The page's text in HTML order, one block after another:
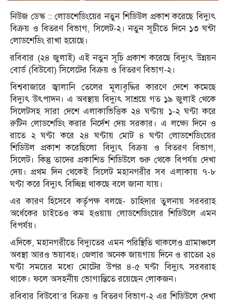
নিউজ ডেস্ক :: লোডশেডিংয়ের নতুন শিডিউল প্রকাশ করেছে বিদ্যুৎ
বিক্রয় ও বিতরণ বিভাগ, সিলেট-২। নতুন সূচীতে দিনে ১৩ ঘন্টা
লোডশেডিং রাখা হয়েছে।
রবিবার (২৪ জুলাই) এই নতুন সূচি প্রকাশ করেছে বিদ্যুৎ উন্নয়ন
বোর্ড (বিউবো) সিলেটের বিক্রয় ও বিতরণ বিভাগ-২।
বিশ্ববাজারে জ্বালানি তেলের মূল্যবৃদ্ধির কারণে দেশে কমেছে
বিদ্যুৎ উৎপাদন। এ অবস্থায় বিদ্যুৎ সাশ্রয়ে গত ১৯ জুলাই থেকে
সিলেটসহ সারা দেশে এলাকাভিত্তিক ২৪ ঘণ্টায় ১-২ ঘণ্টা করে
রুটিন লোডশেডিং করার নির্দেশ দেয় সরকার। এ লক্ষ্যে দিনে ও
রাতে ২ ঘণ্টা করে ২৪ ঘণ্টায় মোট ৪ ঘণ্টা লোডশেডিংয়ের
শিডিউল প্রকাশ করেছিলো বিদ্যুৎ বিক্রয় ও বিতরণ বিভাগ,
সিলেট। কিন্তু তাদের প্রকাশিত শিডিউলে শুরু থেকে বিপর্যয় দেখা
দেয়। প্রথম দিন থেকেই সিলেট মহানগরীর সব এলাকায় ৭-৮
ঘণ্টা করে বিদ্যুৎ বিচ্ছিন্ন থাকছে বলে জানা যায়।
এর কারণ হিসেবে কর্তৃপক্ষ বলছে- চাহিদার তুলনায় সরবরাহ
অর্ধেকের চাইতেও কম হওয়ায় লোডশেডিংয়ের শিডিউলে এমন
বিপর্যয়।
এদিকে, মহানগরীতে বিদ্যুতের এমন পরিস্থিতি থাকলেও গ্রামাঞ্চলে
অবস্থা আরও ভয়াবহ। জেলার অনেক জায়গায় দিনে ও রাতের ২৪
ঘণ্টা সময়ের মধ্যে মোটের উপর ৪-৫ ঘণ্টা বিদ্যুৎ সরবরাহ
থাকে। ফলে অসহনীয় ভোগান্তিতে রয়েছেন লোকজন।
রবিবার বিউবো’র বিক্রয় ও বিতরণ বিভাগ-২ এর শিডিউলে দেখা